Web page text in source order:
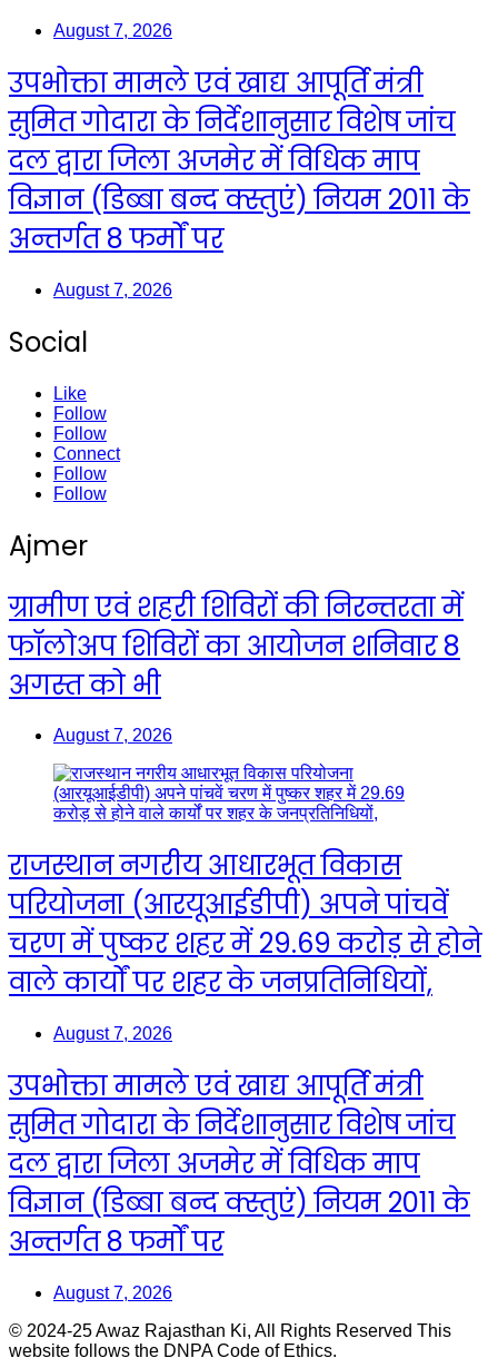
August 7, 2026
उपभोक्ता मामले एवं खाद्य आपूर्ति मंत्री
सुमित गोदारा के निर्देशानुसार विशेष जांच
दल द्वारा जिला अजमेर में विधिक माप
विज्ञान (डिब्बा बन्द क्स्तुएं) नियम 2011 के
अन्तर्गत 8 फर्मों पर
August 7, 2026
Social
Like
Follow
Follow
Connect
Follow
Follow
Ajmer
ग्रामीण एवं शहरी शिविरों की निरन्तरता में
फॉलोअप शिविरों का आयोजन शनिवार 8
अगस्त को भी
August 7, 2026
राजस्थान नगरीय आधारभूत विकास
परियोजना (आरयूआईडीपी) अपने पांचवें
चरण में पुष्कर शहर में 29.69 करोड़ से होने
वाले कार्यों पर शहर के जनप्रतिनिधियों,
August 7, 2026
उपभोक्ता मामले एवं खाद्य आपूर्ति मंत्री
सुमित गोदारा के निर्देशानुसार विशेष जांच
दल द्वारा जिला अजमेर में विधिक माप
विज्ञान (डिब्बा बन्द क्स्तुएं) नियम 2011 के
अन्तर्गत 8 फर्मों पर
August 7, 2026
© 2024-25 Awaz Rajasthan Ki, All Rights Reserved This
website follows the DNPA Code of Ethics.